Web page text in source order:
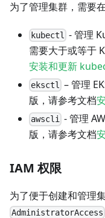
为了管理集群，需要
kubectl
- 管理
需要大于或等于
安装和更新
eksctl – 管理
版，请参考文档
awscli - 管理
版，请参考文档
IAM 权限
为了便于创建和管理
AdministratorAccess